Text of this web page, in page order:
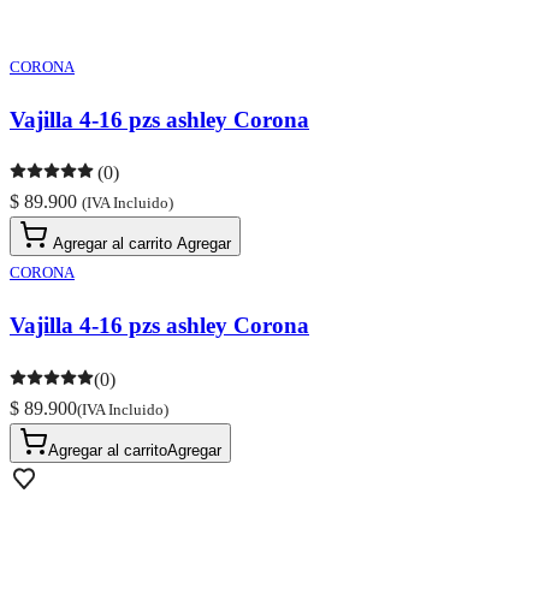
CORONA
Vajilla 4-16 pzs ashley Corona
(0)
$ 89.900 (IVA Incluido)
Agregar al carrito Agregar
CORONA
Vajilla 4-16 pzs ashley Corona
(0)
$ 89.900(IVA Incluido)
Agregar al carritoAgregar